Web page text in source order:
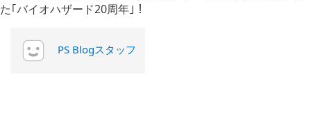
PS Blogスタッフ